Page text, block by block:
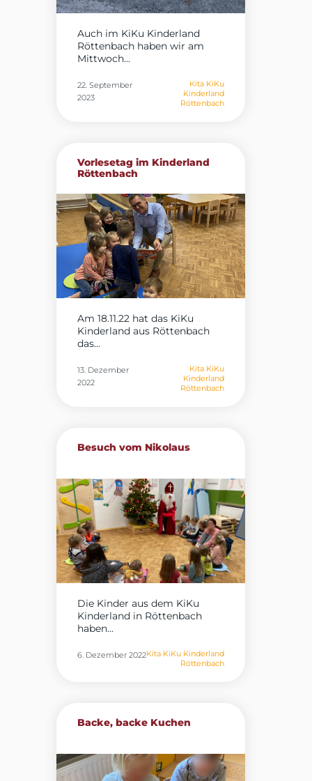
Auch im KiKu Kinderland
Röttenbach haben wir am
Mittwoch...
22. September
2023
Kita KiKu
Kinderland
Röttenbach
Vorlesetag im Kinderland
Röttenbach
Am 18.11.22 hat das KiKu
Kinderland aus Röttenbach
das...
13. Dezember
2022
Kita KiKu
Kinderland
Röttenbach
Besuch vom Nikolaus
Die Kinder aus dem KiKu
Kinderland in Röttenbach
haben...
6. Dezember 2022Kita KiKu Kinderland
Röttenbach
Backe, backe Kuchen